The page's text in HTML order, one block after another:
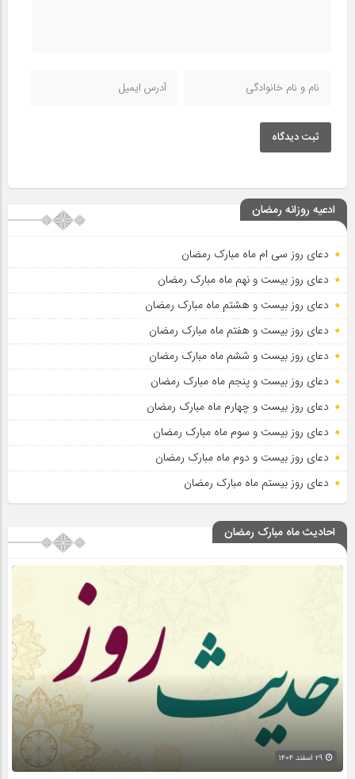
ثبت دیدگاه
ادعیه روزانه رمضان
دعای روز سی ام ماه مبارک رمضان
دعای روز بیست و نهم ماه مبارک رمضان
دعای روز بیست و هشتم ماه مبارک رمضان
دعای روز بیست و هفتم ماه مبارک رمضان
دعای روز بیست و ششم ماه مبارک رمضان
دعای روز بیست و پنجم ماه مبارک رمضان
دعای روز بیست و چهارم ماه مبارک رمضان
دعای روز بیست و سوم ماه مبارک رمضان
دعای روز بیست و دوم ماه مبارک رمضان
دعای روز بیستم ماه مبارک رمضان
احادیث ماه مبارک رمضان